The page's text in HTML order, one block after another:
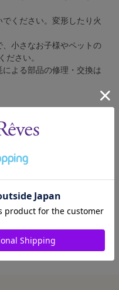
ください。変形したり火
小さなお子様やペットの
ださい。
よる部品の修理・交換は